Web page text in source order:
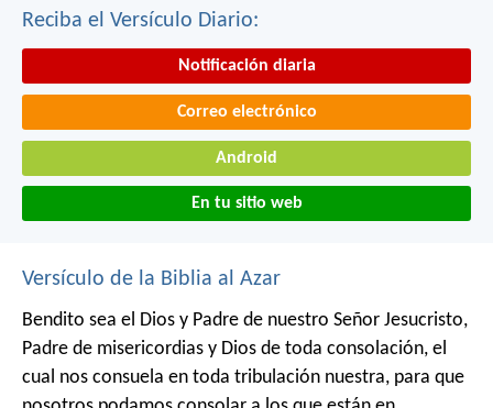
Reciba el Versículo Diario:
Notificación diaria
Correo electrónico
Android
En tu sitio web
Versículo de la Biblia al Azar
Bendito sea el Dios y Padre de nuestro Señor Jesucristo,
Padre de misericordias y Dios de toda consolación, el
cual nos consuela en toda tribulación nuestra, para que